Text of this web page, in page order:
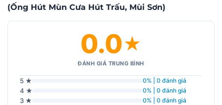
(Ống Hút Mùn Cưa Hút Trấu, Mùi Sơn)
0.0★
ĐÁNH GIÁ TRUNG BÌNH
5 ★ 0% | 0 đánh giá
4 ★ 0% | 0 đánh giá
3 ★ 0% | 0 đánh giá